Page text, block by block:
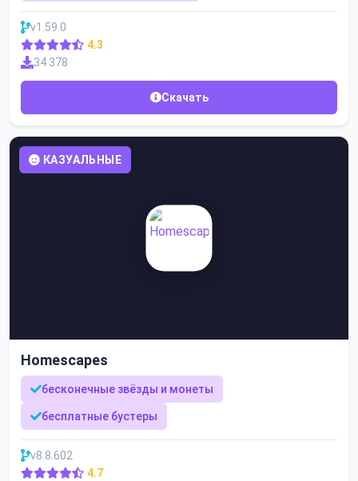
v1.59.0
4.3
34 378
Скачать
КАЗУАЛЬНЫЕ
Homescapes
бесконечные звёзды и монеты
бесплатные бустеры
v8.8.602
4.7